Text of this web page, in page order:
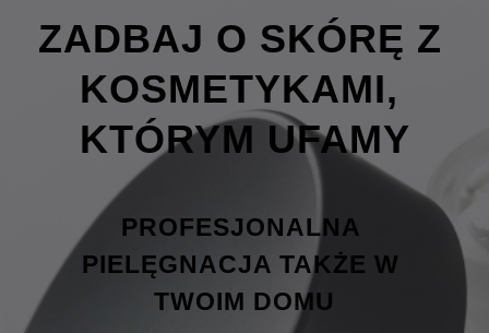
ZADBAJ O SKÓRĘ Z
KOSMETYKAMI,
KTÓRYM UFAMY
PROFESJONALNA
PIELĘGNACJA TAKŻE W
TWOIM DOMU